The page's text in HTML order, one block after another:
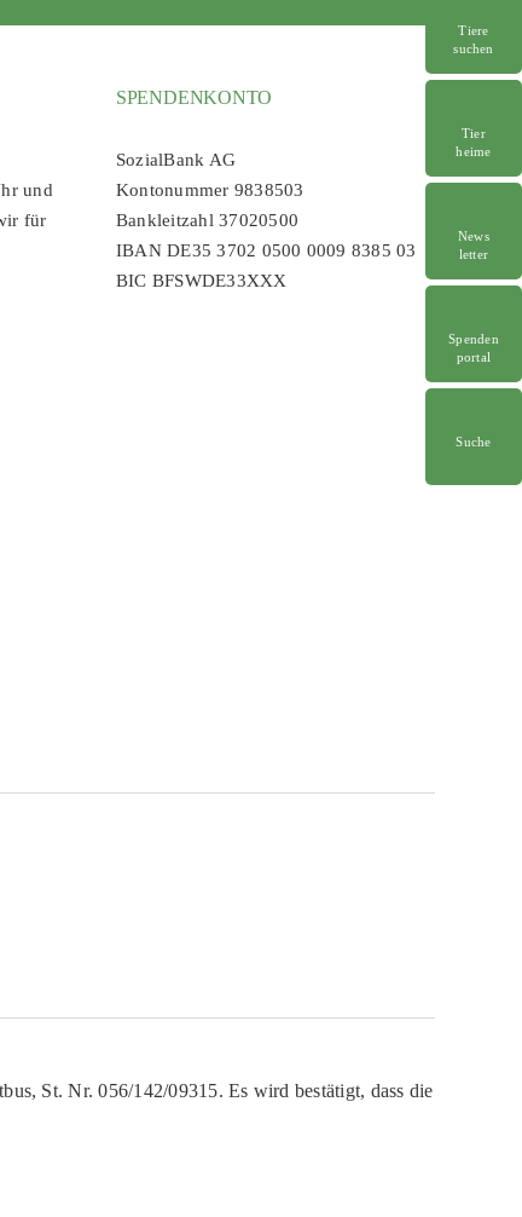
Tiere
suchen
Tier
heime
News
letter
Spenden
portal
Suche
und
für
SPENDENKONTO
SozialBank AG
Kontonummer 9838503
Bankleitzahl 37020500
IBAN DE35 3702 0500 0009 8385 03
BIC BFSWDE33XXX
St. Nr. 056/142/09315. Es wird bestätigt, dass die